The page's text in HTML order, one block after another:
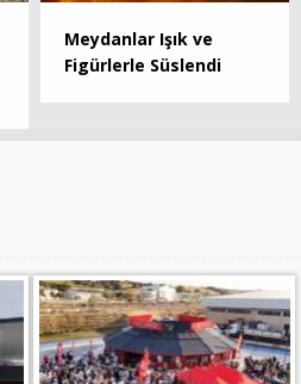
Meydanlar Işık ve
Figürlerle Süslendi